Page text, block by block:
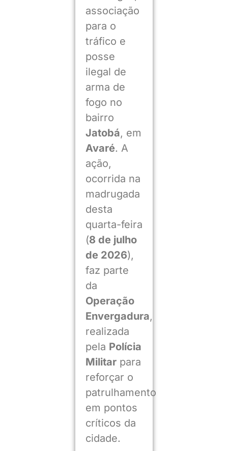
associação
para o
tráfico e
posse
ilegal de
arma de
fogo no
bairro
Jatobá, em
Avaré. A
ação,
ocorrida na
madrugada
desta
quarta-feira
(8 de julho
de 2026),
faz parte
da
Operação
Envergadura,
realizada
pela Polícia
Militarpara
reforçar o
patrulhamento
em pontos
críticos da
cidade.